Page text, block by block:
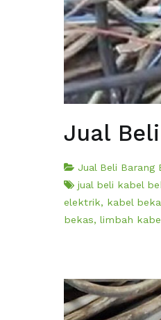
Jual
Jual Beli Barang
jual beli kabel
elektrik, kabel
bekas, limbah